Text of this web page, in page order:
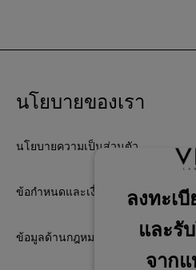
นโยบายของเรา
นโยบายความเป็นส่วนตัว
ข้อกำหนดและเงื่อนไขการใช้เว็บไซต์
ข้อมูลด้านกฎหมาย